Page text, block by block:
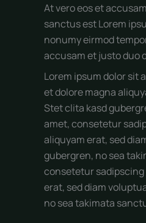
At vero eos et
sanctus est Lorem
nonumy eirmod
accusam et justo duo
Lorem ipsum dolor sit
et dolore magna
Stet clita kasd
amet, consetetur
aliquyam erat, sed
gubergren, no sea
consetetur sadipscing
erat, sed diam
no sea takimata